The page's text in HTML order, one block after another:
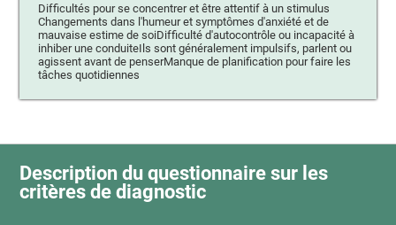
Difficultés pour se concentrer et être attentif à un stimulus
Changements dans l'humeur et symptômes d'anxiété et de
mauvaise estime de soiDifficulté d'autocontrôle ou incapacité à
inhiber une conduiteIls sont généralement impulsifs, parlent ou
agissent avant de penserManque de planification pour faire les
tâches quotidiennes
Description du questionnaire sur les
critères de diagnostic